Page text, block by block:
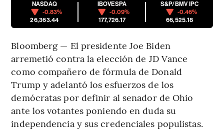
NASDAQ
-0.83%
26,363.44
IBOVESPA
-0.09%
177,726.17
S&P/BMV IPC
-0.46%
66,525.18
Bloomberg — El presidente Joe Biden
arremetió contra la elección de JD Vance
como compañero de fórmula de Donald
Trump y adelantó los esfuerzos de los
demócratas por definir al senador de Ohio
ante los votantes poniendo en duda su
independencia y sus credenciales populistas.